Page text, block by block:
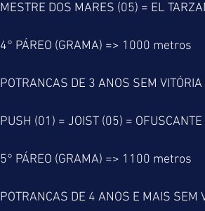
MESTRE DOS MARES (05) = EL
4° PÁREO (GRAMA) => 1000 metros
POTRANCAS DE 3 ANOS SEM
PUSH (01) = JOIST (05) =
5° PÁREO (GRAMA) => 1100 metros
POTRANCAS DE 4 ANOS E MAIS SEM